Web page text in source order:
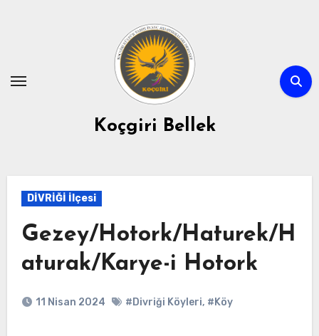
Koçgiri Bellek
DİVRİĞİ İlçesi
Gezey/Hotork/Haturek/H
aturak/Karye-i Hotork
11 Nisan 2024 #Divriği Köyleri, #Köy